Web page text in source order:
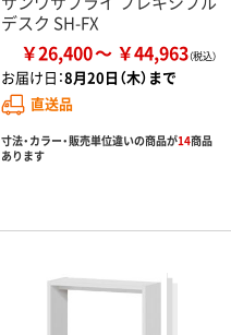
デスク SH-FX
￥26,400 ￥44,963
お届け日：8月20日（木）まで
直送品
寸法・カラー・販売単位違いの商品が14商品
あります